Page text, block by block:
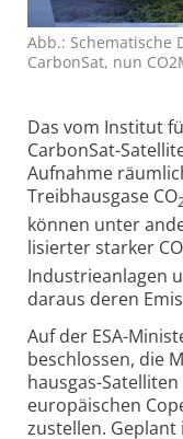
Abb.: Sche­matische
CarbonSat, nun
Das vom Institut
CarbonSat-
Aufnahme
Treib­hausgase CO
können unter
lisierter starker CO
Industrie­anlagen
daraus deren
Auf der ESA-
beschlossen, die
hausgas-
europäischen
zustellen.